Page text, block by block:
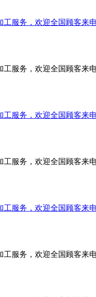
服务，欢迎全国顾客来电
服务，欢迎全国顾客来电
服务，欢迎全国顾客来电
服务，欢迎全国顾客来电
服务，欢迎全国顾客来电
服务，欢迎全国顾客来电